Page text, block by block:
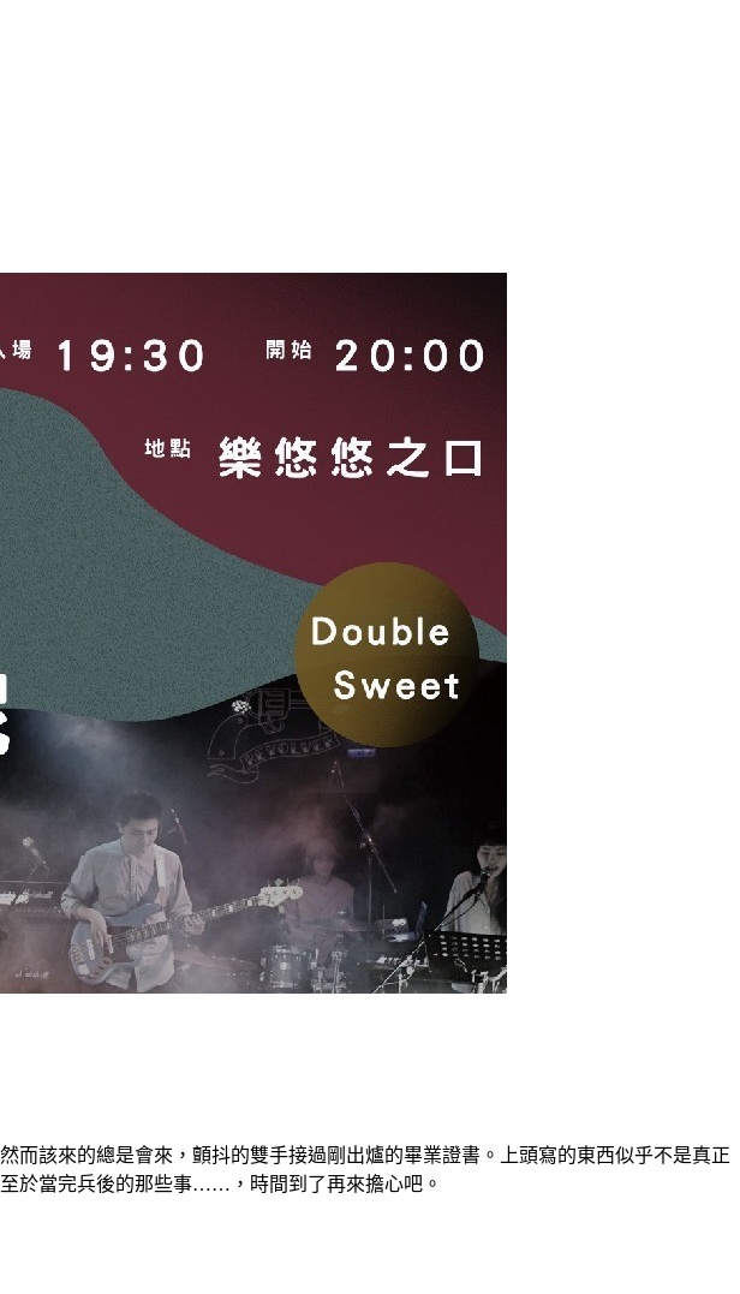
該來的總是會來，顫抖的雙手接過剛出爐的畢業證書。上頭寫的東西似乎不是真正
於當完兵後的那些事……，時間到了再來擔心吧。